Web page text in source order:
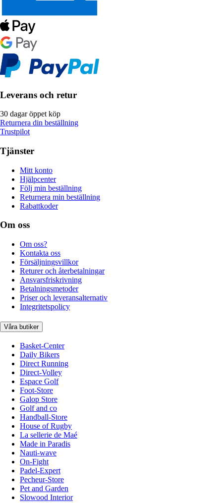
Leverans och retur
30 dagar öppet köp
Returnera din beställning
Trustpilot
Tjänster
Mitt konto
Hjälpcenter
Följ min beställning
Returnera min beställning
Rabattkoder
Om oss
Om oss?
Kontakta oss
Försäljningsvillkor
Returer och återbetalningar
Ansvarsfriskrivning
Betalningsmetoder
Priser och leveransalternativ
Integritetspolicy
Våra butiker
Basket-Center
Daily Bikers
Direct Running
Direct-Volley
Espace Golf
Foot-Store
Galop Store
Golf and co
Handball-Store
House of Rugby
La sellerie de Maé
Made in Paradis
Nauti-wave
On-Fight
Padel-Expert
Pecheur-Store
Pet and Garden
Slowood Interior